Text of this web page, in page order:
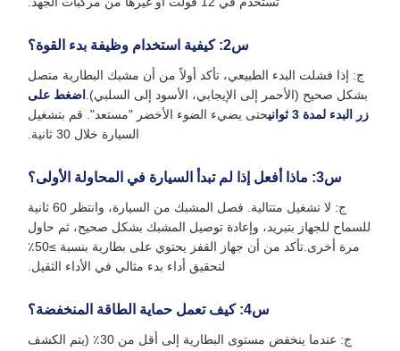
س2: كيفية استخدام وظيفة بدء القوة؟
ج: إذا فشلت البدء الطبيعي، تأكد أولاً من أن مشبك البطارية متصل
بشكل صحيح (الأحمر إلى الإيجابي، الأسود إلى السلبي). اضغط على
زر البدء لمدة 3 ثواني
حتى يضيء الضوء الأخضر "مستعد". قم بتشغيل
السيارة خلال 30 ثانية.
س3: ماذا أفعل إذا لم تبدأ السيارة في المحاولة الأولى؟
ج: لا تشغيل متتالية. فصل المشبك من السيارة، وانتظر 60 ثانية
للسماح للجهاز بتبريد، وإعادة توصيل المشبك بشكل صحيح، ثم حاول
مرة أخرى.تأكد من أن جهاز القفز يحتوي على بطارية بنسبة ≥50٪
لتحقيق أداء بدء مثالي في الأداء الثقيل.
س4: كيف تعمل حماية الطاقة المنخفضة؟
ج: عندما ينخفض مستوى البطارية إلى أقل من 30٪ (يتم الكشف